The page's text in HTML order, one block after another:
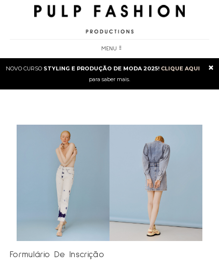
MENU
×
NOVO CURSO STYLING E PRODUÇÃO DE MODA 2025! CLIQUE AQUI
para saber mais.
Formulário De Inscrição